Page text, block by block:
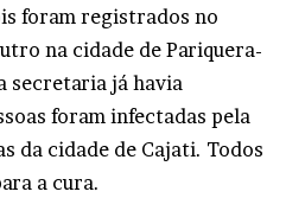
foram registrados no
na cidade de Pariquera-
secretaria já havia
foram infectadas pela
da cidade de Cajati. Todos
a cura.